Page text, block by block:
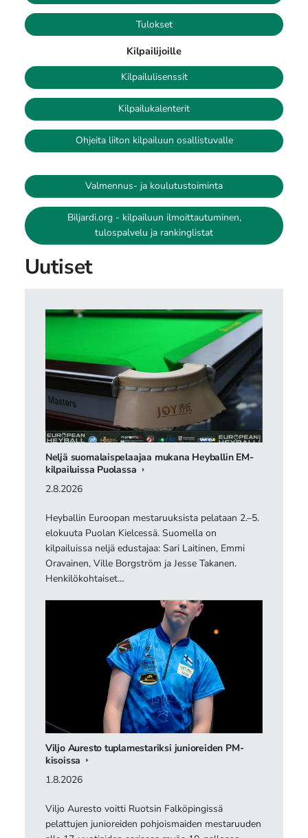
Tulokset
Kilpailijoille
Kilpailulisenssit
Kilpailukalenterit
Ohjeita liiton kilpailuun osallistuvalle
Valmennus- ja koulutustoiminta
Biljardi.org - kilpailuun ilmoittautuminen,
tulospalvelu ja rankinglistat
Uutiset
Neljä suomalaispelaajaa mukana Heyballin EM-
kilpailuissa Puolassa
2.8.2026
Heyballin Euroopan mestaruuksista pelataan 2.–5.
elokuuta Puolan Kielcessä. Suomella on
kilpailuissa neljä edustajaa: Sari Laitinen, Emmi
Oravainen, Ville Borgström ja Jesse Takanen.
Henkilökohtaiset…
Viljo Auresto tuplamestariksi junioreiden PM-
kisoissa
1.8.2026
Viljo Auresto voitti Ruotsin Falköpingissä
pelattujen junioreiden pohjoismaiden mestaruuden